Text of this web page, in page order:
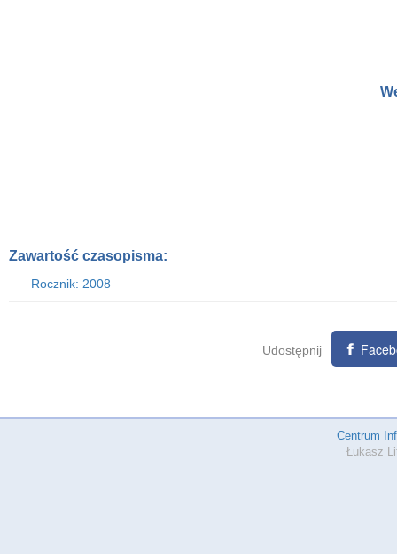
Zawartość czasopisma:
Rocznik: 2008
Udostępnij
Centrum
Łukasz